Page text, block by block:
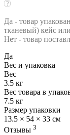
Да - товар
тканевый) кейс
Нет - товар
Да
Вес и упаковка
Вес
3.5 кг
Вес товара в
7.5 кг
Размер упаковки
13.5 × 54 × 33 см
Отзывы 3